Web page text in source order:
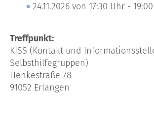
24.11.2026 von 17:30 Uhr - 19:00
Treffpunkt:
KISS (Kontakt und
Selbsthilfegruppen)
Henkestraße 78
91052 Erlangen